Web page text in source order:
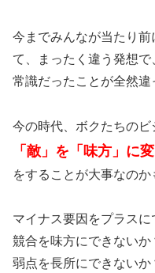
今までみんなが当たり
て、まったく違う発想で
常識だったことが全然違
今の時代、ボクたちのビ
「敵」を「味方」に
をすることが大事なのか
マイナス要因をプラスに
競合を味方にできないか
弱点を長所にできないか